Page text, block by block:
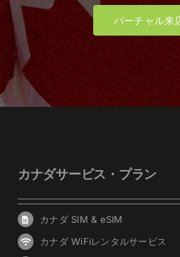
バーチャル来
カナダサービス・プラン
カナダ SIM & eSIM
カナダ WiFiレンタルサービス